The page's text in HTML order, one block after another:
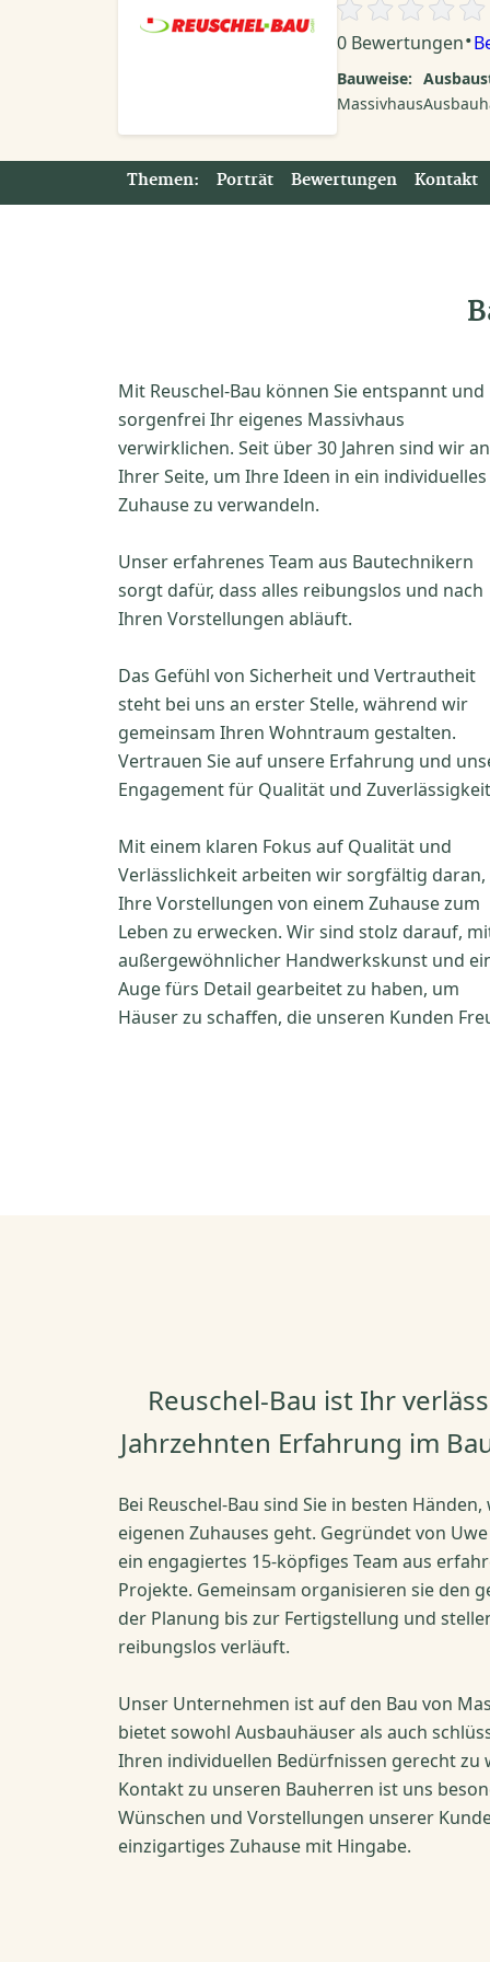
0 Bewertungen·
Bauweise:
Massivhaus
Themen: Porträt Bewertungen Kontakt
Mit Reuschel-Bau können Sie entspannt und
sorgenfrei Ihr eigenes Massivhaus
verwirklichen. Seit über 30 Jahren sind wir an
Ihrer Seite, um Ihre Ideen in ein individuelles
Zuhause zu verwandeln.
Unser erfahrenes Team aus Bautechnikern
sorgt dafür, dass alles reibungslos und nach
Ihren Vorstellungen abläuft.
Das Gefühl von Sicherheit und Vertrautheit
steht bei uns an erster Stelle, während wir
gemeinsam Ihren Wohntraum gestalten.
Vertrauen Sie auf unsere Erfahrung und
Engagement für Qualität und
Mit einem klaren Fokus auf Qualität und
Verlässlichkeit arbeiten wir sorgfältig daran,
Ihre Vorstellungen von einem Zuhause zum
Leben zu erwecken. Wir sind stolz darauf,
außergewöhnlicher Handwerkskunst und
Auge fürs Detail gearbeitet zu haben, um
Häuser zu schaffen, die unseren Kunden
Reuschel-Bau ist Ihr
Jahrzehnten Erfahrung im
Bei Reuschel-Bau sind Sie in besten
eigenen Zuhauses geht. Gegründet von
ein engagiertes 15-köpfiges Team aus
Projekte. Gemeinsam organisieren sie den
der Planung bis zur Fertigstellung und
reibungslos verläuft.
Unser Unternehmen ist auf den Bau von
bietet sowohl Ausbauhäuser als auch
Ihren individuellen Bedürfnissen gerecht zu
Kontakt zu unseren Bauherren ist uns
Wünschen und Vorstellungen unserer
einzigartiges Zuhause mit Hingabe.